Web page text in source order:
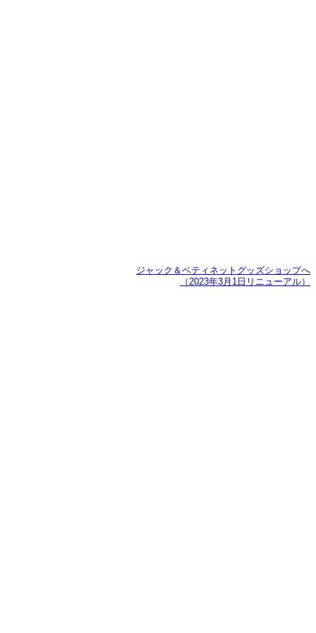
ジャック＆ベティネットグッズショップへ
（2023年3月1日リニューアル）